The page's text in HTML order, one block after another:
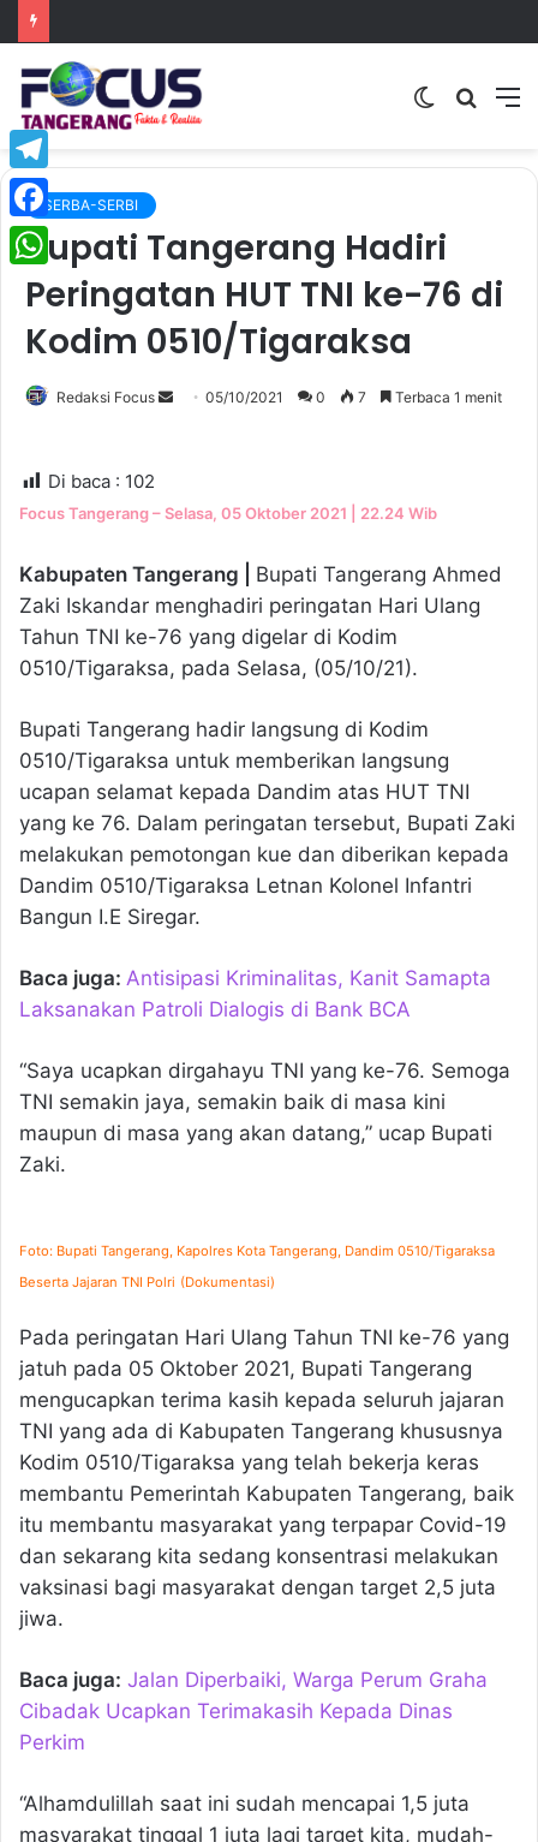
Search
Switch
SERBA-SERBI
Bupati Tangerang Hadiri
Peringatan HUT TNI ke-76 di
Kodim 0510/Tigaraksa
Redaksi Focus
Send05/10/2021 0 7 Terbaca 1 menit
Di baca : 102
Focus Tangerang – Selasa, 05 Oktober 2021 | 22.24 Wib
Kabupaten Tangerang | Bupati Tangerang Ahmed
Zaki Iskandar menghadiri peringatan Hari Ulang
Tahun TNI ke-76 yang digelar di Kodim
0510/Tigaraksa, pada Selasa, (05/10/21).
Bupati Tangerang hadir langsung di Kodim
0510/Tigaraksa untuk memberikan langsung
ucapan selamat kepada Dandim atas HUT TNI
yang ke 76. Dalam peringatan tersebut, Bupati Zaki
melakukan pemotongan kue dan diberikan kepada
Dandim 0510/Tigaraksa Letnan Kolonel Infantri
Bangun I.E Siregar.
Baca juga: Antisipasi Kriminalitas, Kanit Samapta
Laksanakan Patroli Dialogis di Bank BCA
“Saya ucapkan dirgahayu TNI yang ke-76. Semoga
TNI semakin jaya, semakin baik di masa kini
maupun di masa yang akan datang,” ucap Bupati
Zaki.
Foto: Bupati Tangerang, Kapolres Kota Tangerang, Dandim 0510/Tigaraksa
Beserta Jajaran TNI Polri (Dokumentasi)
Pada peringatan Hari Ulang Tahun TNI ke-76 yang
jatuh pada 05 Oktober 2021, Bupati Tangerang
mengucapkan terima kasih kepada seluruh jajaran
TNI yang ada di Kabupaten Tangerang khususnya
Kodim 0510/Tigaraksa yang telah bekerja keras
membantu Pemerintah Kabupaten Tangerang, baik
itu membantu masyarakat yang terpapar Covid-19
dan sekarang kita sedang konsentrasi melakukan
vaksinasi bagi masyarakat dengan target 2,5 juta
jiwa.
Baca juga: Jalan Diperbaiki, Warga Perum Graha
Cibadak Ucapkan Terimakasih Kepada Dinas
Perkim
“Alhamdulillah saat ini sudah mencapai 1,5 juta
masyarakat tinggal 1 juta lagi target kita, mudah-
Telegram
Facebook
WhatsApp